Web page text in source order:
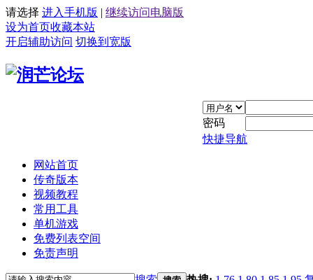
请选择 进入手机版 | 继续访问电脑版
设为首页收藏本站
开启辅助访问 切换到宽版
密码
快捷导航
网站首页
传奇版本
视频教程
常用工具
单机游戏
免费列表空间
免责声明